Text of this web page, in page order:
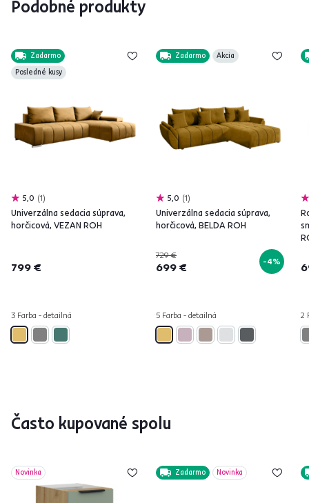
Podobné produkty
Zadarmo
Posledné kusy
5,0 1
Univerzálna sedacia súprava,
horčicová, VEZAN ROH
799 €
3 Farba - detailná
Zadarmo Akcia
5,0 1
Univerzálna sedacia súprava,
horčicová, BELDA ROH
729 €
699 € -4%
5 Farba - detailná 2
Často kupované spolu
Novinka Zadarmo Novinka